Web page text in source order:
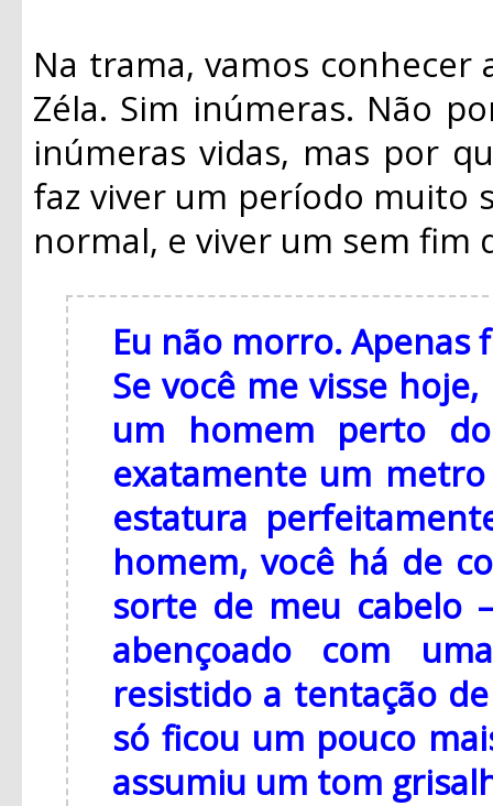
Na trama, vamos
Zéla. Sim inúmeras. Não
inúmeras vidas, mas por
faz viver um período muito
normal, e viver um sem fim
Eu não morro. Apenas
Se você me visse
um homem perto
exatamente um
estatura
homem, você há de
sorte de meu cabelo
abençoado com
resistido a tentação
só ficou um pouco
assumiu um tom